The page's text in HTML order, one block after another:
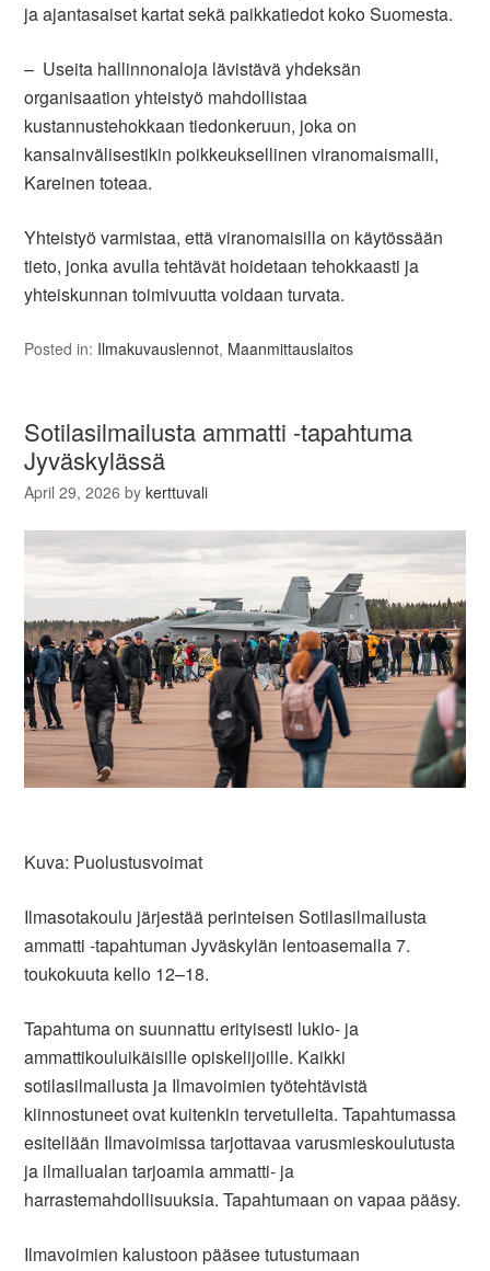
ja ajantasaiset kartat sekä paikkatiedot koko Suomesta.
– Useita hallinnonaloja lävistävä yhdeksän
organisaation yhteistyö mahdollistaa
kustannustehokkaan tiedonkeruun, joka on
kansainvälisestikin poikkeuksellinen viranomaismalli,
Kareinen toteaa.
Yhteistyö varmistaa, että viranomaisilla on käytössään
tieto, jonka avulla tehtävät hoidetaan tehokkaasti ja
yhteiskunnan toimivuutta voidaan turvata.
Posted in: Ilmakuvauslennot, Maanmittauslaitos
Sotilasilmailusta ammatti -tapahtuma
Jyväskylässä
April 29, 2026 bykerttuvali
Kuva: Puolustusvoimat
Ilmasotakoulu järjestää perinteisen Sotilasilmailusta
ammatti -tapahtuman Jyväskylän lentoasemalla 7.
toukokuuta kello 12–18.
Tapahtuma on suunnattu erityisesti lukio- ja
ammattikouluikäisille opiskelijoille. Kaikki
sotilasilmailusta ja Ilmavoimien työtehtävistä
kiinnostuneet ovat kuitenkin tervetulleita. Tapahtumassa
esitellään Ilmavoimissa tarjottavaa varusmieskoulutusta
ja ilmailualan tarjoamia ammatti- ja
harrastemahdollisuuksia. Tapahtumaan on vapaa pääsy.
Ilmavoimien kalustoon pääsee tutustumaan